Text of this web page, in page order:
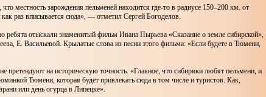
местность зарождения пельменей находится где-то в радиусе 150–200 км. от
раз вписывается сюда», — отметил Сергей Богоделов.
ребята отыскали знаменитый фильм Ивана Пырьева «Сказание о земле сибирской»,
Е. Васильевой. Крылатые слова из песни этого фильма: «Если будете в Тюмени,
на историческую точность. «Главное, что сибиряки любят пельмени, и
Тюмени, которая будет привлекать сюда в том числе и туристов. Как,
или день огурца в Липецке».